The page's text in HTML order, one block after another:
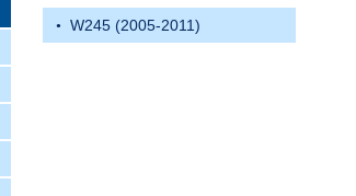
W245 (2005-2011)